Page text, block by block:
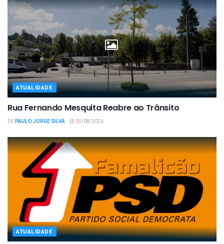
ATUALIDADE
Rua Fernando Mesquita Reabre ao Trânsito
DEPAULO JORGE SILVA 05/08/2026
ATUALIDADE